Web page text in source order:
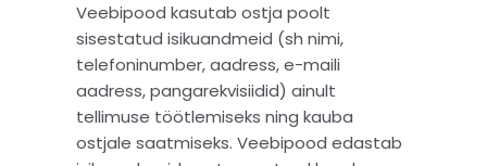
Veebipood kasutab ostja poolt
sisestatud isikuandmeid (sh nimi,
telefoninumber, aadress, e-maili
aadress, pangarekvisiidid) ainult
tellimuse töötlemiseks ning kauba
ostjale saatmiseks. Veebipood edastab